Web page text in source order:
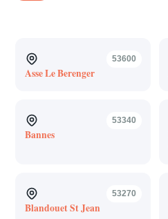
53600
Asse Le Berenger
53340
Bannes
53270
Blandouet St Jean